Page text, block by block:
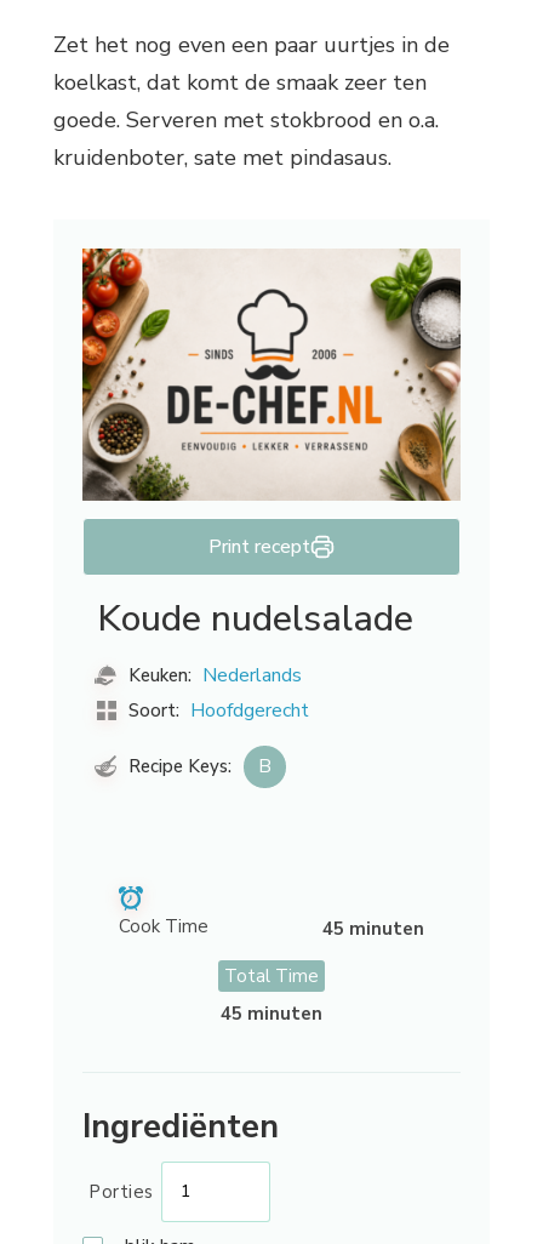
Zet het nog even een paar uurtjes in de
koelkast, dat komt de smaak zeer ten
goede. Serveren met stokbrood en o.a.
kruidenboter, sate met pindasaus.
Print recept
Koude nudelsalade
Keuken: Nederlands
Soort: Hoofdgerecht
Recipe Keys: B
Cook Time
45 minuten
Total Time
45 minuten
Ingrediënten
Porties